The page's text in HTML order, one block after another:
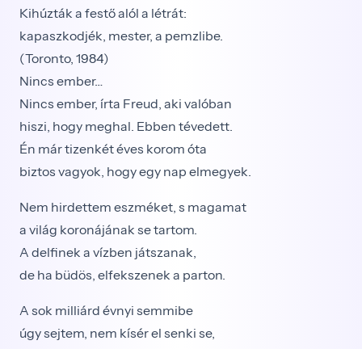
Kihúzták a festő alól a létrát:
kapaszkodjék, mester, a pemzlibe.
(Toronto, 1984)
Nincs ember…
Nincs ember, írta Freud, aki valóban
hiszi, hogy meghal. Ebben tévedett.
Én már tizenkét éves korom óta
biztos vagyok, hogy egy nap elmegyek.
Nem hirdettem eszméket, s magamat
a világ koronájának se tartom.
A delfinek a vízben játszanak,
de ha büdös, elfekszenek a parton.
A sok milliárd évnyi semmibe
úgy sejtem, nem kísér el senki se,